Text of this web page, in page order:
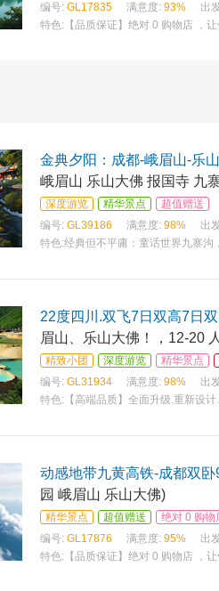
编号: GL17835 满意度: 93% 出
特色: 【品质保证】绝对 0 购物店 ，
金典夕阳：成都-峨眉山-乐
峨眉山 乐山大佛 报国寺 九
深度游览 精华景点
超值赠送
编号: GL39186 满意度: 98% 出
特色:经典但不平庸：童话世界九寨沟
22度四川.双飞7日双高7日双
眉山、乐山大佛！，12-20
精致小团 深度游览 精华景点
编号: GL31934 满意度: 98% 出
特色: 【高端品质】全面升级.重新设
动感地带九黄高铁-成都双卧
园 峨眉山 乐山大佛)
精华景点 超值赠送
绝对 0 购物
编号: GL17876 满意度: 95% 出
特色: 【品质保证】绝对 0 购物店 ，